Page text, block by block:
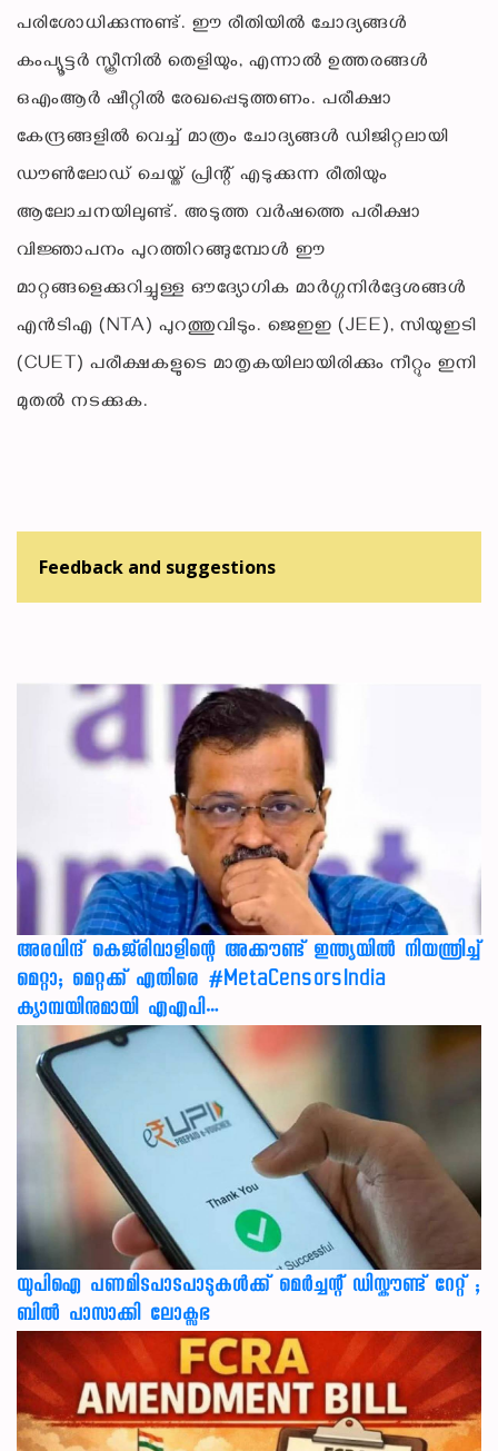
പരിശോധിക്കുന്നുണ്ട്. ​ഈ രീതിയിൽ ചോദ്യങ്ങൾ
കംപ്യൂട്ടർ സ്ക്രീനിൽ തെളിയും, എന്നാൽ ഉത്തരങ്ങൾ
ഒഎംആർ ഷീറ്റിൽ രേഖപ്പെടുത്തണം. പരീക്ഷാ
കേന്ദ്രങ്ങളിൽ വെച്ച് മാത്രം ചോദ്യങ്ങൾ ഡിജിറ്റലായി
ഡൗൺലോഡ് ചെയ്ത് പ്രിന്റ് എടുക്കുന്ന രീതിയും
ആലോചനയിലുണ്ട്. അടുത്ത വർഷത്തെ പരീക്ഷാ
വിജ്ഞാപനം പുറത്തിറങ്ങുമ്പോൾ ഈ
മാറ്റങ്ങളെക്കുറിച്ചുള്ള ഔദ്യോഗിക മാർഗ്ഗനിർദ്ദേശങ്ങൾ
എൻടിഎ (NTA) പുറത്തുവിടും. ജെഇഇ (JEE), സിയുഇടി
(CUET) പരീക്ഷകളുടെ മാതൃകയിലായിരിക്കും നീറ്റും ഇനി
മുതൽ നടക്കുക.
Feedback and suggestions
അരവിന്ദ് കെജ്‌രിവാളിന്റെ അക്കൗണ്ട് ഇന്ത്യയിൽ നിയന്ത്രിച്ച്
മെറ്റാ; മെറ്റക്ക് എതിരെ #MetaCensorsIndia
ക്യാമ്പയിനുമായി എഎപി…
യുപിഐ പണമിടപാടപാടുകൾക്ക് മെർച്ചന്റ് ഡിസ്കൗണ്ട് റേറ്റ് ;
ബിൽ പാസാക്കി ലോക്സഭ